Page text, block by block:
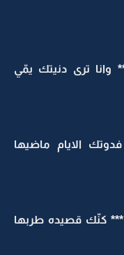
ترى دنيتك يمّي
الايام ماضيها
قصيده طربها